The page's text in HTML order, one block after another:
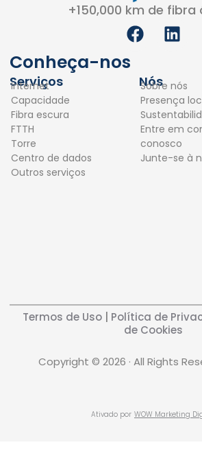
+150,000 km de
F
a
e
b
o
o
k
L
i
e
d
i
n
Conheça-nos
Serviços
Internet
Capacidade
Fibra escura
FTTH
Torre
Centro de dados
Outros serviços
Nós
Sobre nós
Presença
Entre em
conosco
Junte-se à
Termos de Uso | Política de
de Cookies
Copyright © 2026 · All Rights
Ativado por WOW Marketing